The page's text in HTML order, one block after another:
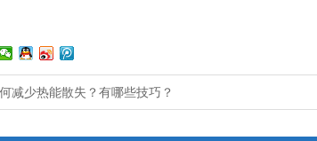
减少热能散失？有哪些技巧？